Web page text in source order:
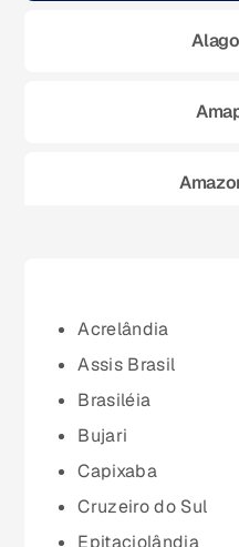
Acrelândia
Assis Brasil
Brasiléia
Bujari
Capixaba
Cruzeiro do Sul
Epitaciolândia